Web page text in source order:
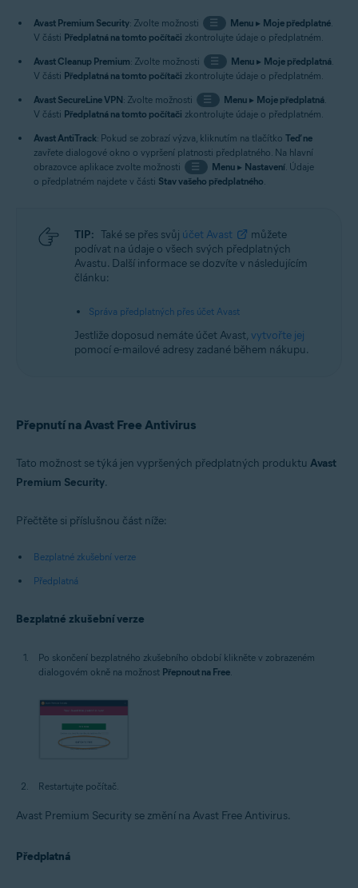
Avast Premium Security: Zvolte možnosti ☰ Menu▸ Moje předplatné.
V části Předplatná na tomto počítači zkontrolujte údaje o předplatném.
Avast Cleanup Premium: Zvolte možnosti ☰ Menu▸ Moje předplatná.
V části Předplatná na tomto počítači zkontrolujte údaje o předplatném.
Avast SecureLine VPN: Zvolte možnosti ☰ Menu▸ Moje předplatná.
V části Předplatná na tomto počítači zkontrolujte údaje o předplatném.
Avast AntiTrack: Pokud se zobrazí výzva, kliknutím na tlačítko Teď ne
zavřete dialogové okno o vypršení platnosti předplatného. Na hlavní
obrazovce aplikace zvolte možnosti
☰ Menu▸ Nastavení. Údaje
o předplatném najdete v části Stav vašeho předplatného.
TIP: Také se přes svůj účet Avast
můžete
podívat na údaje o všech svých předplatných
Avastu. Další informace se dozvíte v následujícím
článku:
Správa předplatných přes účet Avast
Jestliže doposud nemáte účet Avast, vytvořte jej
pomocí e-mailové adresy zadané během nákupu.
Přepnutí na Avast Free Antivirus
Tato možnost se týká jen vypršených předplatných produktu Avast
Premium Security.
Přečtěte si příslušnou část níže:
Bezplatné zkušební verze
Předplatná
Bezplatné zkušební verze
Po skončení bezplatného zkušebního období klikněte v zobrazeném
dialogovém okně na možnost Přepnout na Free.
Restartujte počítač.
Avast Premium Security se změní na Avast Free Antivirus.
Předplatná